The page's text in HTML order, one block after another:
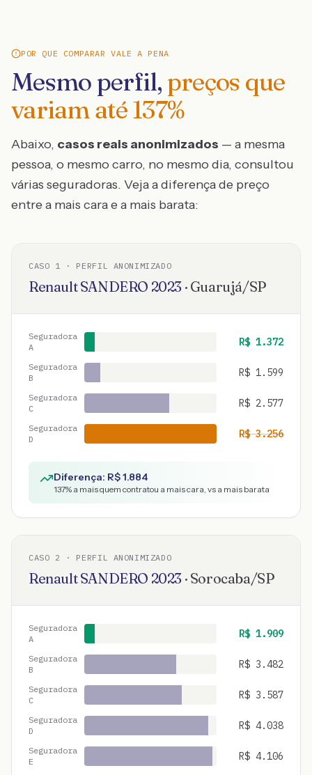
POR QUE COMPARAR VALE A PENA
Mesmo perfil, preços que
variam até137%
Abaixo, casos reais anonimizados — a mesma
pessoa, o mesmo carro, no mesmo dia, consultou
várias seguradoras. Veja a diferença de preço
entre a mais cara e a mais barata:
CASO 1 · PERFIL ANONIMIZADO
RenaultSANDERO 2023 · Guarujá/SP
Seguradora
A
R$ 1.372
Seguradora
B
R$ 1.599
Seguradora
C
R$ 2.577
Seguradora
D
R$3.256
Diferença: R$1.884
137% a mais quem contratou a mais cara, vs a mais barata
CASO 2 · PERFIL ANONIMIZADO
RenaultSANDERO 2023 · Sorocaba/SP
Seguradora
A
R$ 1.909
Seguradora
B
R$ 3.482
Seguradora
C
R$ 3.587
Seguradora
D
R$ 4.038
Seguradora
E
R$ 4.106